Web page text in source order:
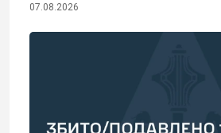
07.08.2026